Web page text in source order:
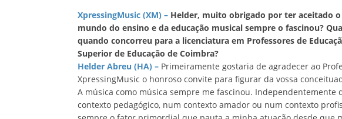
XpressingMusic (XM) – Helder, muito obrigado por ter aceitado
mundo do ensino e da educação musical sempre o fascinou?
quando concorreu para a licenciatura em Professores de
Superior de Educação de Coimbra?
Helder Abreu (HA) – Primeiramente gostaria de agradecer ao
XpressingMusic o honroso convite para figurar da vossa
A música como música sempre me fascinou. Independentemente
contexto pedagógico, num contexto amador ou num contexto